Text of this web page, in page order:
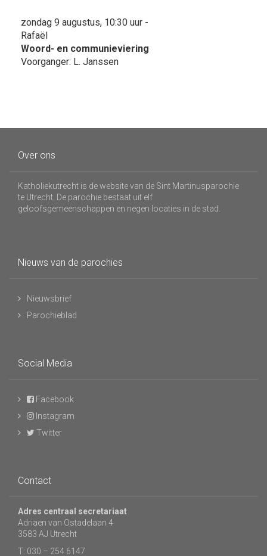
zondag 9 augustus, 10:30 uur -
Rafaël
Woord- en communieviering
Voorganger: L. Janssen
Over ons
Katholiekutrecht is de website van de Sint Martinusparochie
te Utrecht. De parochie bestaat uit elf
geloofsgemeenschappen en negen locaties in de stad.
Nieuws van de parochies
Nieuwsbrief
Parochieblad
Social Media
Facebook
Instagram
Twitter
Contact
Adres centraal secretariaat
Adriaen van Ostadelaan 4
3583 AJ Utrecht
T: 030 – 254 6147